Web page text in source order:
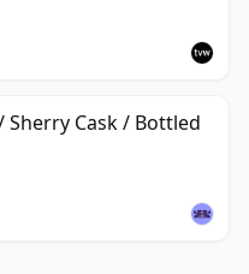
Sherry Cask / Bottled